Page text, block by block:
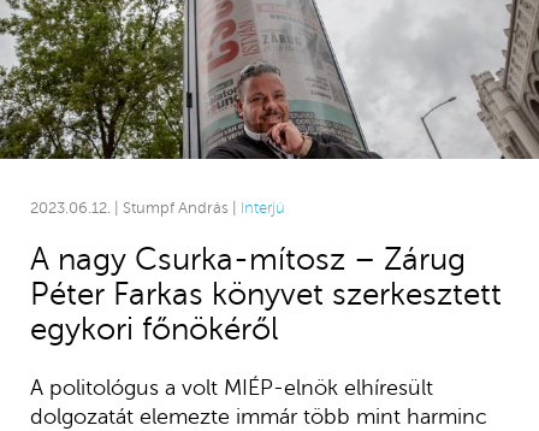
2023.06.12. | Stumpf András | Interjú
A nagy Csurka-mítosz – Zárug
Péter Farkas könyvet szerkesztett
egykori főnökéről
A politológus a volt MIÉP-elnök elhíresült
dolgozatát elemezte immár több mint harminc